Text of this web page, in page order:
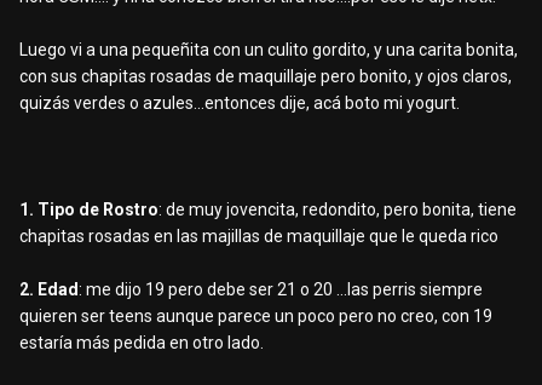
Luego vi a una pequeñita con un culito gordito, y una carita bonita,
con sus chapitas rosadas de maquillaje pero bonito, y ojos claros,
quizás verdes o azules...entonces dije, acá boto mi yogurt.
1. Tipo de Rostro: de muy jovencita, redondito, pero bonita, tiene
chapitas rosadas en las majillas de maquillaje que le queda rico
2. Edad: me dijo 19 pero debe ser 21 o 20 ...las perris siempre
quieren ser teens aunque parece un poco pero no creo, con 19
estaría más pedida en otro lado.